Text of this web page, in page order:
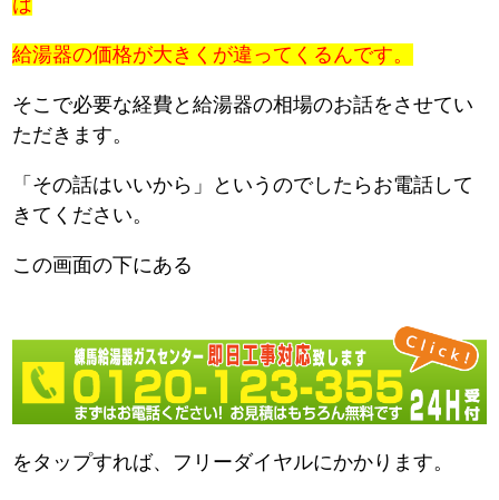
給湯器の価格が大きくが違ってくるんです。
そこで必要な経費と給湯器の相場のお話をさせてい
ただきます。
「その話はいいから」というのでしたらお電話して
きてください。
この画面の下にある
をタップすれば、フリーダイヤルにかかります。